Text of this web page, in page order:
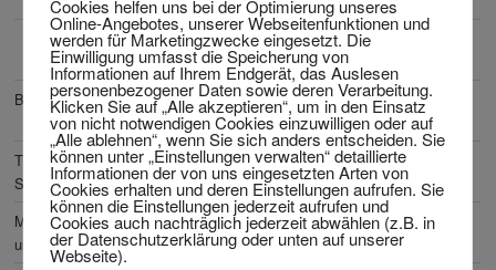
Verletzung Schmerzensgeld
Beidseitiger Tinnitus c.a. 10.230 Euro
OLG Nürnberg Az. 4
U 2109/96 1996 Jahr
Tinnitus und HWS-
Syndrom
6.500 Euro
OLG Düsseldorf Az.
1 U 221/02 2003 Jahr
Mittelschwer Tinnitus
und Prellungen
12.000 Euro
OLG Naumburg Az.
1 U 97/12 2013 Jahr
Cookies helfen uns bei der Optimierung unseres
Online-Angebotes, unserer Webseitenfunktionen und
werden für Marketingzwecke eingesetzt. Die
Einwilligung umfasst die Speicherung von
Informationen auf Ihrem Endgerät, das Auslesen
personenbezogener Daten sowie deren Verarbeitung.
Klicken Sie auf „Alle akzeptieren“, um in den Einsatz
von nicht notwendigen Cookies einzuwilligen oder auf
„Alle ablehnen“, wenn Sie sich anders entscheiden. Sie
können unter „Einstellungen verwalten“ detaillierte
Informationen der von uns eingesetzten Arten von
Cookies erhalten und deren Einstellungen aufrufen. Sie
können die Einstellungen jederzeit aufrufen und
Cookies auch nachträglich jederzeit abwählen (z.B. in
der Datenschutzerklärung oder unten auf unserer
Webseite).